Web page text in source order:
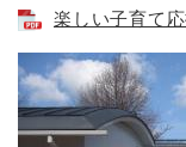
楽しい子育て